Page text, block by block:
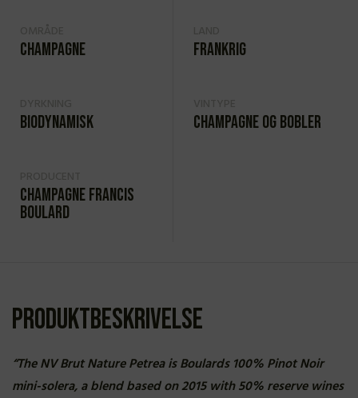
Champagne Frankrig
Biodynamisk Champagne og bobler
Champagne Francis
Boulard
Produktbeskrivelse
“The NV Brut Nature Petrea is Boulards 100% Pinot Noir
mini-solera, a blend based on 2015 with 50% reserve wines